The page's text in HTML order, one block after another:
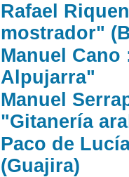
Rafael
mostrador"
Manuel
Alpujarra"
Manuel
"Gitanería
Paco de
(Guajira)